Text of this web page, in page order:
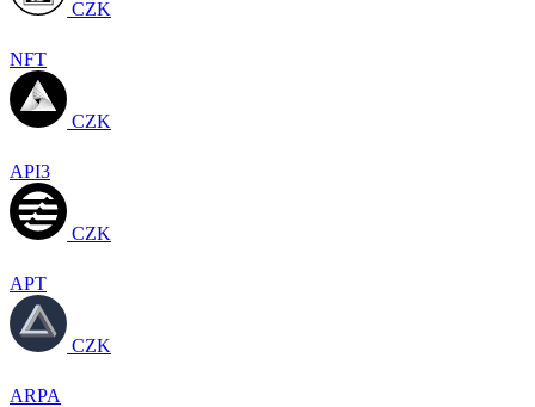
CZK
NFT
CZK
API3
CZK
APT
CZK
ARPA